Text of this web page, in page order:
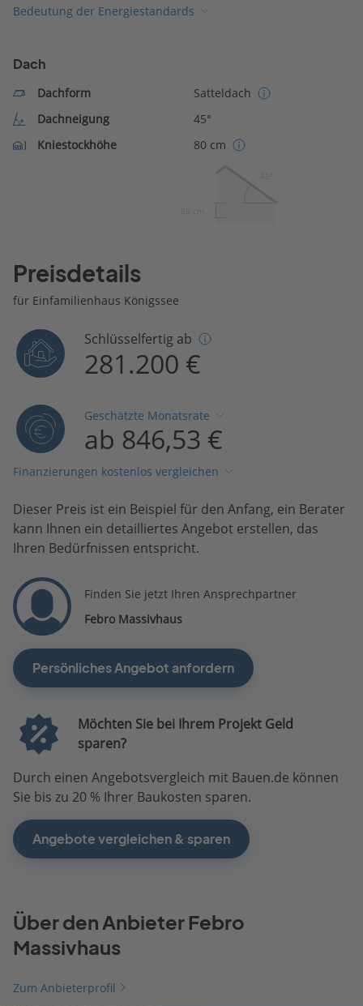
Bedeutung der Energiestandards
Dach
Dachform
Satteldach
Dachneigung
45°
Kniestockhöhe
80 cm
Preisdetails
für Einfamilienhaus Königssee
Schlüsselfertig ab
281.200 €
Geschätzte Monatsrate
ab 846,53 €
Finanzierungen kostenlos vergleichen
Dieser Preis ist ein Beispiel für den Anfang, ein Berater
kann Ihnen ein detailliertes Angebot erstellen, das
Ihren Bedürfnissen entspricht.
Finden Sie jetzt Ihren Ansprechpartner
Febro Massivhaus
Persönliches Angebot anfordern
Möchten Sie bei Ihrem Projekt Geld
sparen?
Durch einen Angebotsvergleich mit Bauen.de können
Sie bis zu 20 % Ihrer Baukosten sparen.
Angebote vergleichen & sparen
Über den Anbieter Febro
Massivhaus
Zum Anbieterprofil